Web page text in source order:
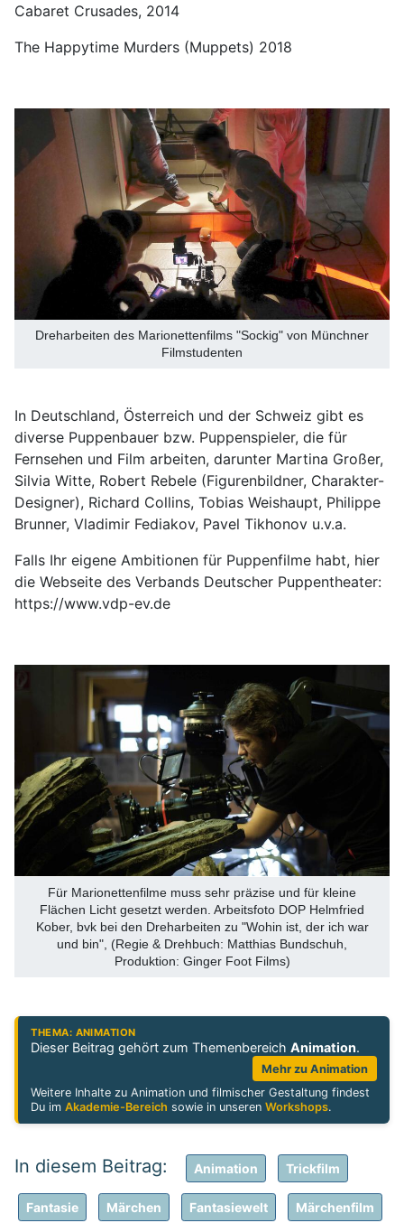
Cabaret Crusades, 2014
The Happytime Murders (Muppets) 2018
Dreharbeiten des Marionettenfilms "Sockig" von Münchner
Filmstudenten
In Deutschland, Österreich und der Schweiz gibt es
diverse Puppenbauer bzw. Puppenspieler, die für
Fernsehen und Film arbeiten, darunter Martina Großer,
Silvia Witte, Robert Rebele (Figurenbildner, Charakter-
Designer), Richard Collins, Tobias Weishaupt, Philippe
Brunner, Vladimir Fediakov, Pavel Tikhonov u.v.a.
Falls Ihr eigene Ambitionen für Puppenfilme habt, hier
die Webseite des Verbands Deutscher Puppentheater:
https://www.vdp-ev.de
Für Marionettenfilme muss sehr präzise und für kleine
Flächen Licht gesetzt werden. Arbeitsfoto DOP Helmfried
Kober, bvk bei den Dreharbeiten zu "Wohin ist, der ich war
und bin", (Regie & Drehbuch: Matthias Bundschuh,
Produktion: Ginger Foot Films)
THEMA: ANIMATION
Dieser Beitrag gehört zum ThemenbereichAnimation.
Mehr zu Animation
Weitere Inhalte zu Animation und filmischer Gestaltung findest
Du imAkademie-Bereich sowie in unserenWorkshops.
Animation Trickfilm
Fantasie Märchen Fantasiewelt Märchenfilm